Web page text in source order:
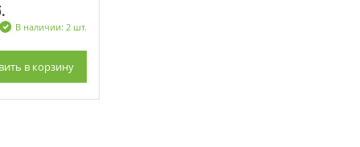
В наличии: 2 шт.
в корзину